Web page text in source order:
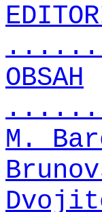
OBSAH
M.